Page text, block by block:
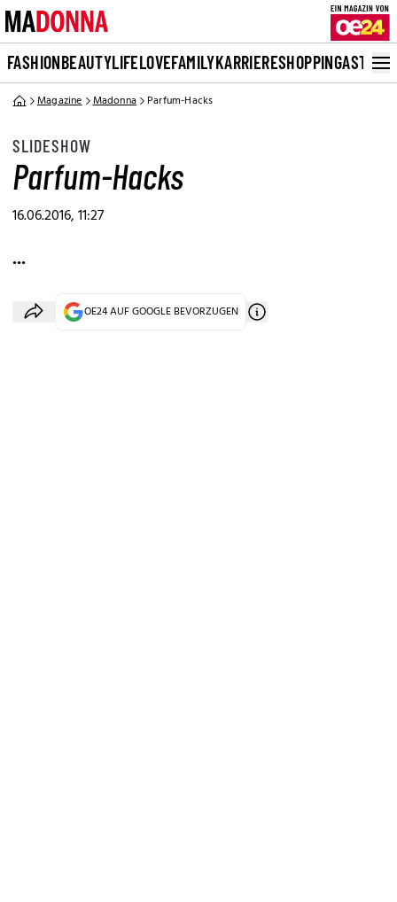
FASHIONBEAUTYLIFELOVEFAMILYKARRIERESHOPPINGASTRO
Magazine Madonna Parfum-Hacks
SLIDESHOW
Parfum-Hacks
16.06.2016, 11:27
...
OE24 AUF GOOGLE BEVORZUGEN